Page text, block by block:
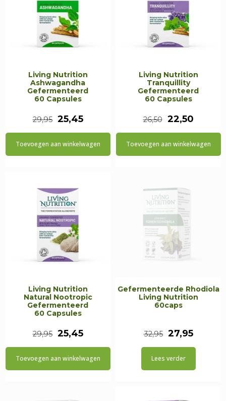
Living Nutrition
Ashwagandha
Gefermenteerd
60 Capsules
29,95 Oorspronkelijke
prijs
25,45Huidige
prijs
is:
Toevoegen aan winkelwagen
Living Nutrition
Tranquillity
Gefermenteerd
60 Capsules
26,50
prijs
22,50
prijs
is:
Toevoegen aan winkelwagen
Living Nutrition
Natural Nootropic
Gefermenteerd
60 Capsules
29,95 Oorspronkelijke
prijs
25,45Huidige
prijs
is:
Toevoegen aan winkelwagen
Gefermenteerde Rhodiola
Living Nutrition
60caps
32,95
prijs
27,95
prijs
Lees verder